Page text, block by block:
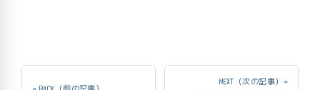
NEXT（次の記事）»